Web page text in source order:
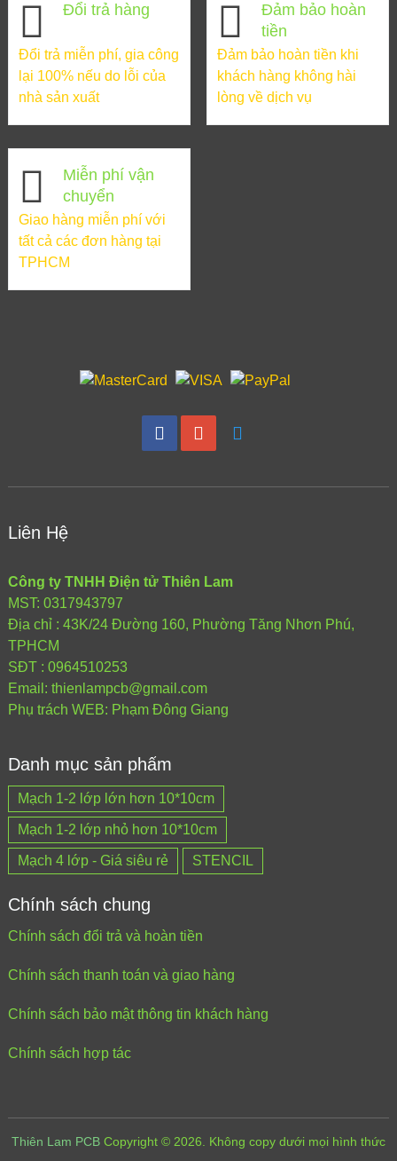
Đổi trả hàng
Đổi trả miễn phí, gia công
lại 100% nếu do lỗi của
nhà sản xuất
Đảm bảo hoàn
tiền
Đảm bảo hoàn tiền khi
khách hàng không hài
lòng về dịch vụ
Miễn phí vận
chuyển
Giao hàng miễn phí với
tất cả các đơn hàng tại
TPHCM
Liên Hệ
Công ty TNHH Điện tử Thiên Lam
MST: 0317943797
Địa chỉ : 43K/24 Đường 160, Phường Tăng Nhơn Phú,
TPHCM
SĐT : 0964510253
Email: thienlampcb@gmail.com
Phụ trách WEB: Phạm Đông Giang
Danh mục sản phẩm
Mạch 1-2 lớp lớn hơn 10*10cm
Mạch 1-2 lớp nhỏ hơn 10*10cm
Mạch 4 lớp - Giá siêu rẻ STENCIL
Chính sách chung
Chính sách đổi trả và hoàn tiền
Chính sách thanh toán và giao hàng
Chính sách bảo mật thông tin khách hàng
Chính sách hợp tác
Thiên Lam PCBCopyright © 2026. Không copy dưới mọi hình thức